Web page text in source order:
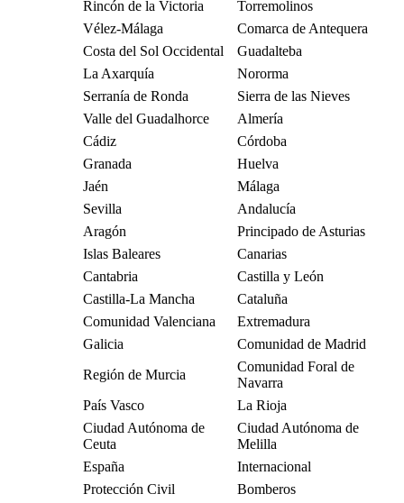
Rincón de la Victoria
Torremolinos
Vélez-Málaga
Comarca de Antequera
Costa del Sol Occidental
Guadalteba
La Axarquía
Nororma
Serranía de Ronda
Sierra de las Nieves
Valle del Guadalhorce
Almería
Cádiz
Córdoba
Granada
Huelva
Jaén
Málaga
Sevilla
Andalucía
Aragón
Principado de Asturias
Islas Baleares
Canarias
Cantabria
Castilla y León
Castilla-La Mancha
Cataluña
Comunidad Valenciana
Extremadura
Galicia
Comunidad de Madrid
Región de Murcia
Comunidad Foral de
Navarra
País Vasco
La Rioja
Ciudad Autónoma de
Ceuta
Ciudad Autónoma de
Melilla
España
Internacional
Protección Civil
Bomberos